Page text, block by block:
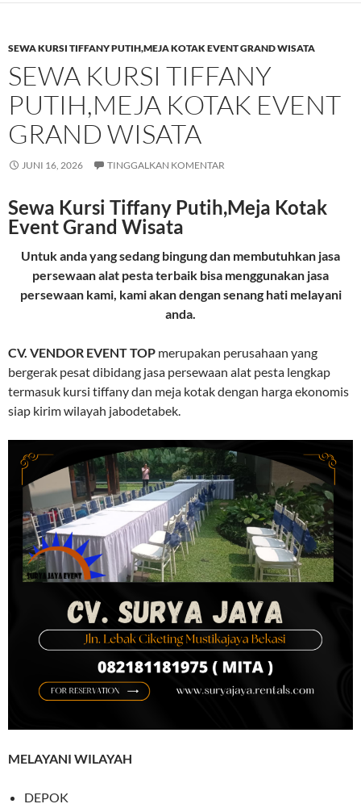
SEWA KURSI TIFFANY PUTIH,MEJA KOTAK EVENT GRAND WISATA
SEWA KURSI TIFFANY
PUTIH,MEJA KOTAK EVENT
GRAND WISATA
JUNI 16, 2026 TINGGALKAN KOMENTAR
Sewa Kursi Tiffany Putih,Meja Kotak
Event Grand Wisata
Untuk anda yang sedang bingung dan membutuhkan jasa
persewaan alat pesta terbaik bisa menggunakan jasa
persewaan kami, kami akan dengan senang hati melayani
anda.
CV. VENDOR EVENT TOP merupakan perusahaan yang
bergerak pesat dibidang jasa persewaan alat pesta lengkap
termasuk kursi tiffany dan meja kotak dengan harga ekonomis
siap kirim wilayah jabodetabek.
MELAYANI WILAYAH
DEPOK